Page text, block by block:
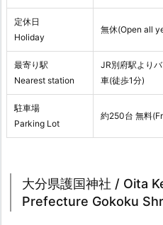
定休日
Holiday
無休(Open all
最寄り駅
Nearest station
JR別府駅より
車(徒歩1分)
駐車場
Parking Lot
約250台 無料
大分県護国神社 / Oita
Prefecture Gokoku